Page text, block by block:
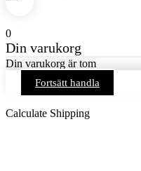
0
Din varukorg
Din varukorg är tom
Fortsätt handla
Calculate Shipping